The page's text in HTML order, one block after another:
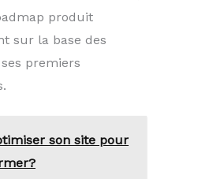
produit
sur la base des
premiers
son site pour